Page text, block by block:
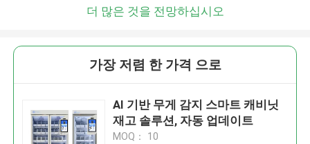
더 많은 것을 전망하십시오
가장 저렴 한 가격 으로
AI 기반 무게 감지 스마트 캐비닛
재고 솔루션, 자동 업데이트
MOQ： 10